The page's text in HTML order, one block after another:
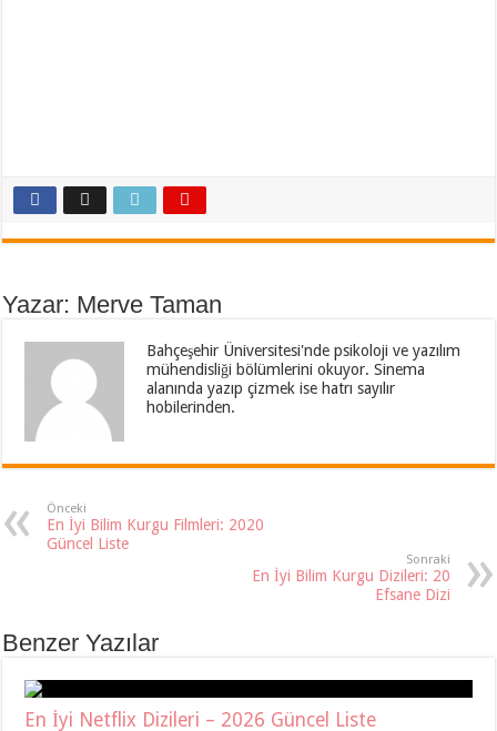
Yazar: Merve Taman
Bahçeşehir Üniversitesi'nde psikoloji ve yazılım
mühendisliği bölümlerini okuyor. Sinema
alanında yazıp çizmek ise hatrı sayılır
hobilerinden.
Önceki
En İyi Bilim Kurgu Filmleri: 2020
Güncel Liste
Sonraki
En İyi Bilim Kurgu Dizileri: 20
Efsane Dizi
Benzer Yazılar
En İyi Netflix Dizileri – 2026 Güncel Liste